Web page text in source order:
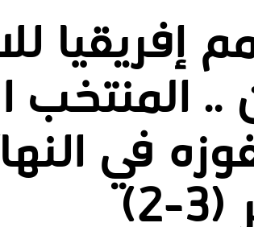
إفريقيا
.. المنتخب
في